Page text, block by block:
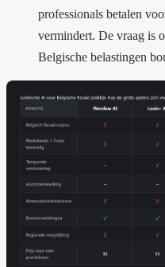
professionals betalen
vermindert. De vraag is
Belgische belastingen